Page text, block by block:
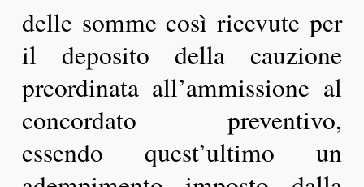
delle somme così ricevute per
il deposito della cauzione
preordinata all’ammissione al
concordato preventivo,
essendo quest’ultimo un